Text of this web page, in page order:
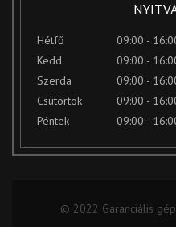
Hétfő
09:00 -
Kedd
09:00 -
Szerda
09:00 -
Csütörtök
09:00 -
Péntek
09:00 -
© 2022 Garanciális